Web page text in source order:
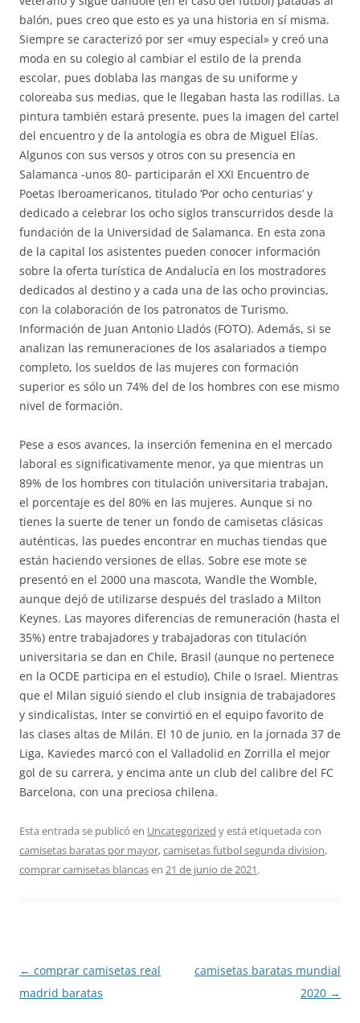
balón, pues creo que esto es ya una historia en sí misma.
Siempre se caracterizó por ser «muy especial» y creó una
moda en su colegio al cambiar el estilo de la prenda
escolar, pues doblaba las mangas de su uniforme y
coloreaba sus medias, que le llegaban hasta las rodillas. La
pintura también estará presente, pues la imagen del cartel
del encuentro y de la antología es obra de Miguel Elías.
Algunos con sus versos y otros con su presencia en
Salamanca -unos 80- participarán el XXI Encuentro de
Poetas Iberoamericanos, titulado ‘Por ocho centurias’ y
dedicado a celebrar los ocho siglos transcurridos desde la
fundación de la Universidad de Salamanca. En esta zona
de la capital los asistentes pueden conocer información
sobre la oferta turística de Andalucía en los mostradores
dedicados al destino y a cada una de las ocho provincias,
con la colaboración de los patronatos de Turismo.
Información de Juan Antonio Lladós (FOTO). Además, si se
analizan las remuneraciones de los asalariados a tiempo
completo, los sueldos de las mujeres con formación
superior es sólo un 74% del de los hombres con ese mismo
nivel de formación.
Pese a esos avances, la inserción femenina en el mercado
laboral es significativamente menor, ya que mientras un
89% de los hombres con titulación universitaria trabajan,
el porcentaje es del 80% en las mujeres. Aunque si no
tienes la suerte de tener un fondo de camisetas clásicas
auténticas, las puedes encontrar en muchas tiendas que
están haciendo versiones de ellas. Sobre ese mote se
presentó en el 2000 una mascota, Wandle the Womble,
aunque dejó de utilizarse después del traslado a Milton
Keynes. Las mayores diferencias de remuneración (hasta el
35%) entre trabajadores y trabajadoras con titulación
universitaria se dan en Chile, Brasil (aunque no pertenece
en la OCDE participa en el estudio), Chile o Israel. Mientras
que el Milan siguió siendo el club insignia de trabajadores
y sindicalistas, Inter se convirtió en el equipo favorito de
las clases altas de Milán. El 10 de junio, en la jornada 37 de
Liga, Kaviedes marcó con el Valladolid en Zorrilla el mejor
gol de su carrera, y encima ante un club del calibre del FC
Barcelona, con una preciosa chilena.
Esta entrada se publicó en Uncategorized y está etiquetada con
camisetas baratas por mayor,camisetas futbol segunda division,
comprar camisetas blancasen 21 de junio de 2021.
Navegación
de
← comprar camisetas real
madrid baratas
camisetas baratas mundial
2020 →